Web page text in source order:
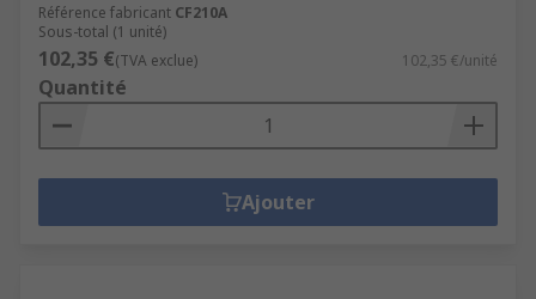
Référence fabricant CF210A
Sous-total (1 unité)
102,35 €(TVA exclue) 102,35 €/unité
Quantité
Ajouter